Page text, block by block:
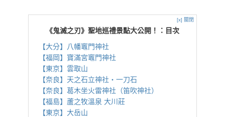
[x] 關閉
《鬼滅之刃》聖地巡禮景點大公開！：目次
【大分】八幡竈門神社
【福岡】寶滿宮竈門神社
【東京】雲取山
【奈良】天之石立神社・一刀石
【奈良】葛木坐火雷神社（笛吹神社）
【福島】蘆之牧溫泉 大川莊
【東京】大岳山